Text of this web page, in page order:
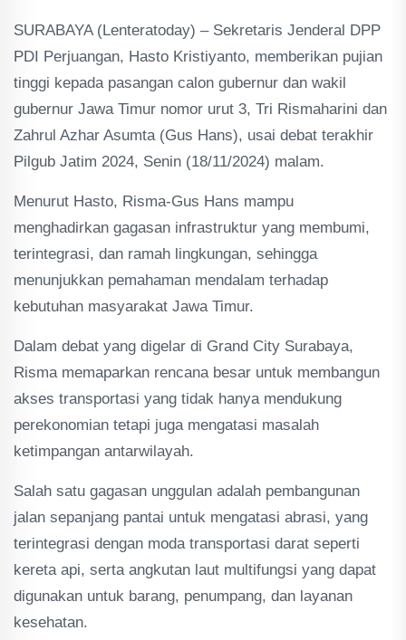
SURABAYA (Lenteratoday) – Sekretaris Jenderal DPP
PDI Perjuangan, Hasto Kristiyanto, memberikan pujian
tinggi kepada pasangan calon gubernur dan wakil
gubernur Jawa Timur nomor urut 3, Tri Rismaharini dan
Zahrul Azhar Asumta (Gus Hans), usai debat terakhir
Pilgub Jatim 2024, Senin (18/11/2024) malam.
Menurut Hasto, Risma-Gus Hans mampu
menghadirkan gagasan infrastruktur yang membumi,
terintegrasi, dan ramah lingkungan, sehingga
menunjukkan pemahaman mendalam terhadap
kebutuhan masyarakat Jawa Timur.
Dalam debat yang digelar di Grand City Surabaya,
Risma memaparkan rencana besar untuk membangun
akses transportasi yang tidak hanya mendukung
perekonomian tetapi juga mengatasi masalah
ketimpangan antarwilayah.
Salah satu gagasan unggulan adalah pembangunan
jalan sepanjang pantai untuk mengatasi abrasi, yang
terintegrasi dengan moda transportasi darat seperti
kereta api, serta angkutan laut multifungsi yang dapat
digunakan untuk barang, penumpang, dan layanan
kesehatan.